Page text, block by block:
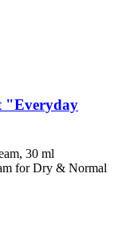
"Everyday
30 ml
for Dry & Normal